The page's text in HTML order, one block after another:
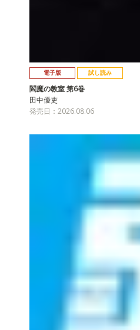
電子版 試し読み
閻魔の教室 第6巻
田中優吏
発売日：2026.08.06